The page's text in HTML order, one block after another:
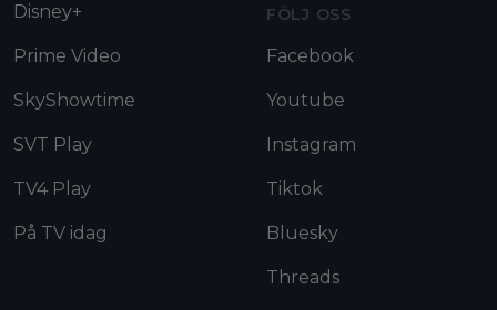
Disney+
Prime Video
SkyShowtime
SVT Play
TV4 Play
På TV idag
FÖLJ OSS
Facebook
Youtube
Instagram
Tiktok
Bluesky
Threads